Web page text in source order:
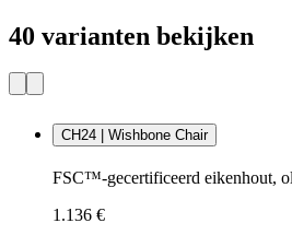
40 varianten bekijken
CH24 | Wishbone Chair
FSC™-gecertificeerd eikenhout,
1.136 €